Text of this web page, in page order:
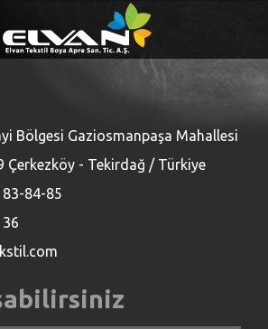
Bölgesi Gaziosmanpaşa Mahallesi
Çerkezköy - Tekirdağ / Türkiye
83-84-85